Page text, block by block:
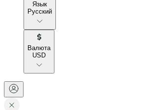
Язык
Русский
Валюта
USD